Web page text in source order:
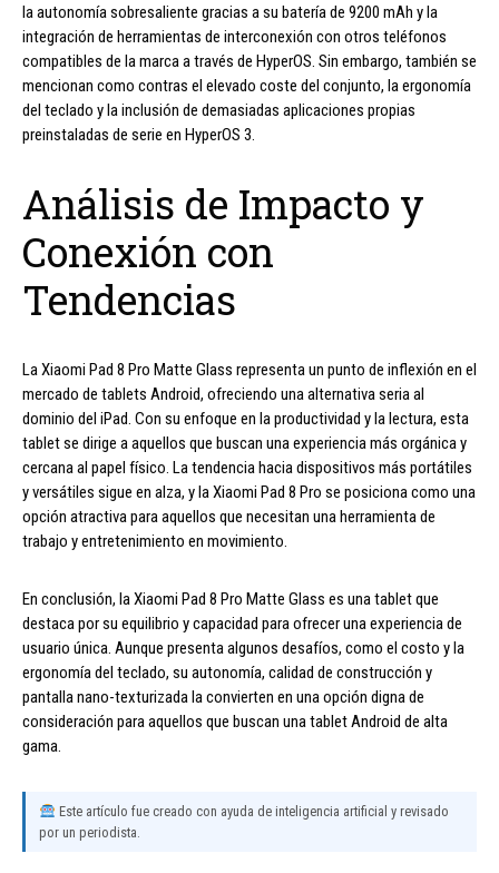
la autonomía sobresaliente gracias a su batería de 9200 mAh y la
integración de herramientas de interconexión con otros teléfonos
compatibles de la marca a través de HyperOS. Sin embargo, también se
mencionan como contras el elevado coste del conjunto, la ergonomía
del teclado y la inclusión de demasiadas aplicaciones propias
preinstaladas de serie en HyperOS 3.
Análisis de Impacto y
Conexión con
Tendencias
La Xiaomi Pad 8 Pro Matte Glass representa un punto de inflexión en el
mercado de tablets Android, ofreciendo una alternativa seria al
dominio del iPad. Con su enfoque en la productividad y la lectura, esta
tablet se dirige a aquellos que buscan una experiencia más orgánica y
cercana al papel físico. La tendencia hacia dispositivos más portátiles
y versátiles sigue en alza, y la Xiaomi Pad 8 Pro se posiciona como una
opción atractiva para aquellos que necesitan una herramienta de
trabajo y entretenimiento en movimiento.
En conclusión, la Xiaomi Pad 8 Pro Matte Glass es una tablet que
destaca por su equilibrio y capacidad para ofrecer una experiencia de
usuario única. Aunque presenta algunos desafíos, como el costo y la
ergonomía del teclado, su autonomía, calidad de construcción y
pantalla nano-texturizada la convierten en una opción digna de
consideración para aquellos que buscan una tablet Android de alta
gama.
Este artículo fue creado con ayuda de inteligencia artificial y revisado
por un periodista.